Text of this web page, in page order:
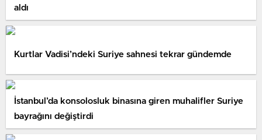
aldı
Kurtlar Vadisi’ndeki Suriye sahnesi tekrar gündemde
İstanbul’da konsolosluk binasına giren muhalifler Suriye
bayrağını değiştirdi